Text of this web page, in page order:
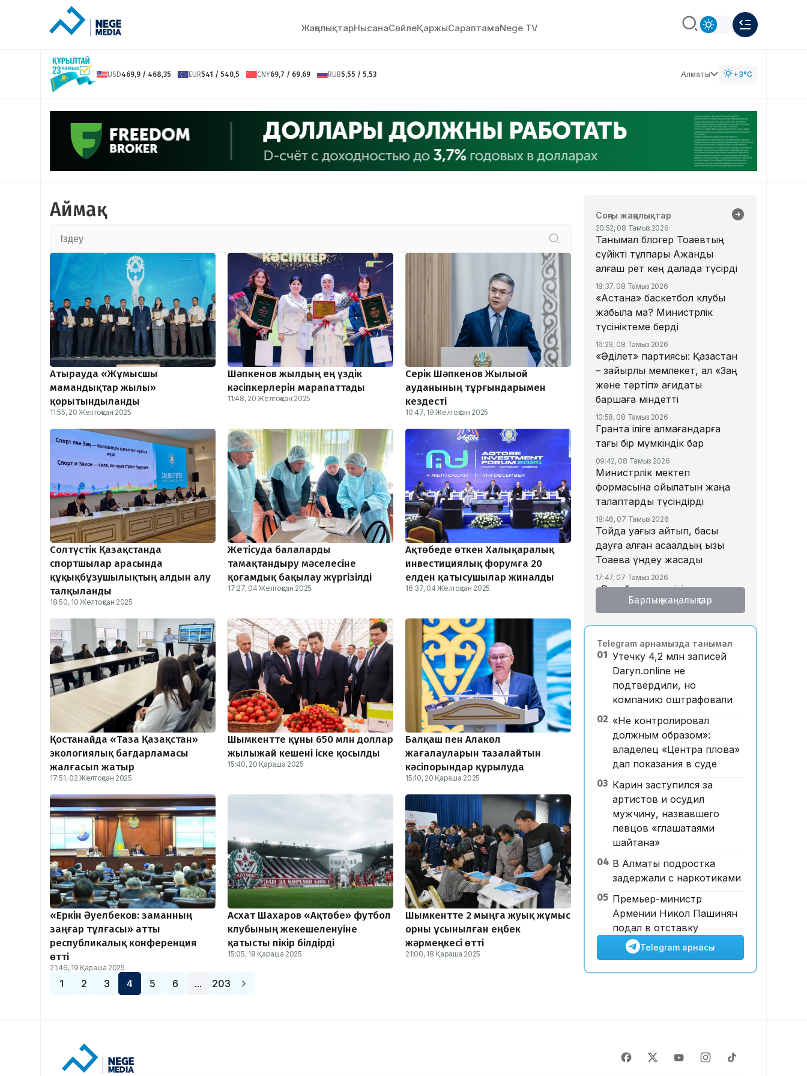
ЖаңалықтарНысанаСөйлeҚаржыСараптамаNege TV
USD469,9 / 468,35 EUR541 / 540,5 CNY69,7 / 69,69 RUB5,55 / 5,53 Алматы +3°C
Аймақ
Атырауда «Жұмысшы
мамандықтар жылы»
қорытындыланды
11:55, 20 Желтоқсан 2025
Шәпкенов жылдың ең үздік
кәсіпкерлерін марапаттады
11:48, 20 Желтоқсан 2025
Серік Шәпкенов Жылыой
ауданының тұрғындарымен
кездесті
10:47, 19 Желтоқсан 2025
Солтүстік Қазақстанда
спортшылар арасында
құқықбұзушылықтың алдын алу
талқыланды
18:50, 10 Желтоқсан 2025
Жетісуда балаларды
тамақтандыру мәселесіне
қоғамдық бақылау жүргізілді
17:27, 04 Желтоқсан 2025
Ақтөбеде өткен Халықаралық
инвестициялық форумға 20
елден қатысушылар жиналды
16:37, 04 Желтоқсан 2025
Қостанайда «Таза Қазақстан»
экологиялық бағдарламасы
жалғасып жатыр
17:51, 02 Желтоқсан 2025
Шымкентте құны 650 млн доллар
жылыжай кешені іске қосылды
15:40, 20 Қараша 2025
Балқаш пен Алакөл
жағалауларын тазалайтын
кәсіпорындар құрылуда
15:10, 20 Қараша 2025
«Еркін Әуелбеков: заманның
заңғар тұлғасы» атты
республикалық конференция
өтті
21:46, 19 Қараша 2025
Асхат Шахаров «Ақтөбе» футбол
клубының жекешеленуіне
қатысты пікір білдірді
15:05, 19 Қараша 2025
Шымкентте 2 мыңға жуық жұмыс
орны ұсынылған еңбек
жәрмеңкесі өтті
21:00, 18 Қараша 2025
1 2 3 4 5 6 … 203
Соңғы жаңалықтар
20:52, 08 Тамыз 2026
Танымал блогер Тоқаевтың
сүйікті тұлпары Ақжанды
алғаш рет кең далада түсірді
18:37, 08 Тамыз 2026
«Астана» баскетбол клубы
жабыла ма? Министрлік
түсініктеме берді
16:29, 08 Тамыз 2026
«Әділет» партиясы: Қазақстан
– зайырлы мемлекет, ал «Заң
және тәртіп» қағидаты
баршаға міндетті
10:58, 08 Тамыз 2026
Грантқа іліге алмағандарға
тағы бір мүмкіндік бар
09:42, 08 Тамыз 2026
Министрлік мектеп
формасына қойылатын жаңа
талаптарды түсіндірді
18:46, 07 Тамыз 2026
Тойда уағыз айтып, басы
дауға қалған ақсақалдың қызы
Тоқаевқа үндеу жасады
17:47, 07 Тамыз 2026
«Ресейден жеткізілген»:
Алматыда жалған көлік
17:29, 07 Тамыз 2026
ЕҮАК отырысында
электрондық сауда туралы
келісімге қол қойылды
Алматыдағы «Байсат»
базары аукционда 24,7 млрд
теңгеге сатылды
15:53, 07 Тамыз 2026
Қазақстанда аукцион өткізу
тәртібі өзгертілмек: кепілдік
жарна құны қымбаттайды
Барлық жаңалықтар
Telegram арнамызда танымал
01 Утечку 4,2 млн записей
Daryn.online не
подтвердили, но
компанию оштрафовали
02 «Не контролировал
должным образом»:
владелец «Центра плова»
дал показания в суде
03 Карин заступился за
артистов и осудил
мужчину, назвавшего
певцов «глашатаями
шайтана»
04 В Алматы подростка
задержали с наркотиками
05 Премьер-министр
Армении Никол Пашинян
подал в отставку
Telegram арнасы